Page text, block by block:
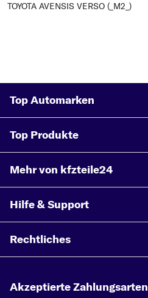
TOYOTA AVENSIS VERSO (_M2_)
Top Automarken
Top Produkte
Mehr von kfzteile24
Hilfe & Support
Rechtliches
Akzeptierte Zahlungsarten